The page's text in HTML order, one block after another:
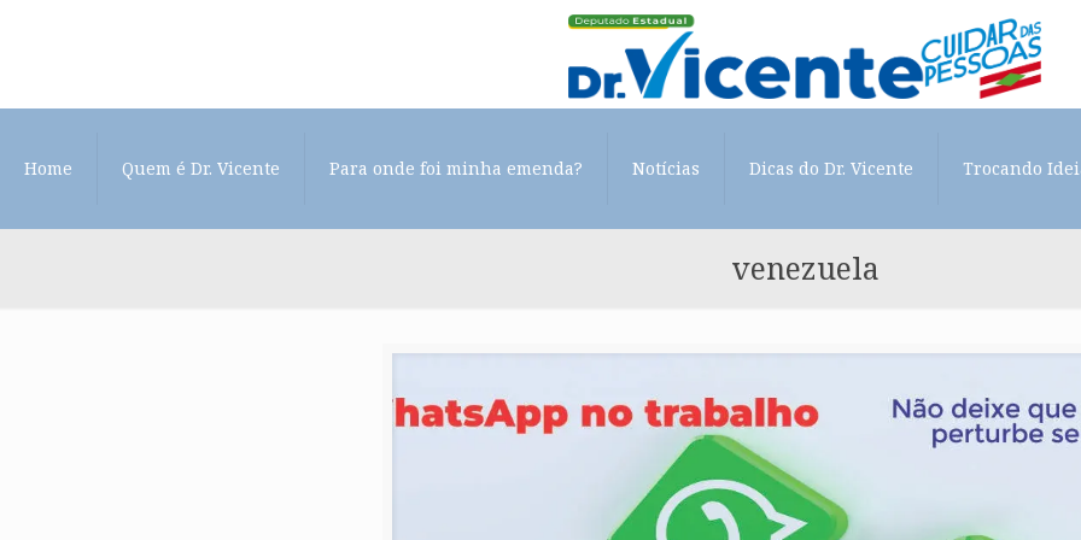
Home Quem é Dr. Vicente Para onde foi minha emenda? Notícias Dicas do Dr. Vicente Trocando
venezuela